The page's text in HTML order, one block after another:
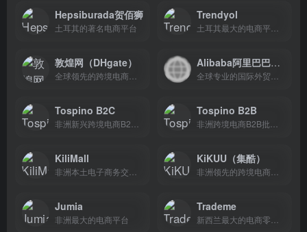
Hepsiburada贺佰狮
土耳其的著名电商平台
Trendyol
土耳其最大的电商平台，女士产品、男士产品、儿童产品等都是平台的热销产品。
敦煌网（DHgate）
全球领先的跨境电商外贸交易平台，美国市场最大的跨境B2B电商平台
Alibaba阿里巴巴国际站
全球专业的国际外贸出口、海外B2B跨境贸易平台。
Tospino B2C
非洲新兴跨境电商B2C平台
Tospino B2B
非洲跨境电商B2B批发平台
KiliMall
非洲本土电子商务交易平台,也是中国唯一一家海外本土+中国跨境电商平台公司
KiKUU（集酷）
非洲领先的跨境电商平台，整合线上支付渠道，自建物流派送体系，连接非洲与中国！
Jumia
非洲最大的电商平台
Trademe
新西兰最大的电商零售平台